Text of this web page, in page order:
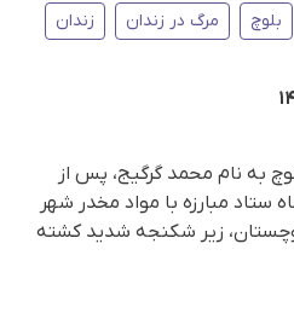
بلوچ مرگ در زندان زندان
به نام محمد گرگیج، پس از
ستاد مبارزه با مواد مخدر شهر
زیر شکنجه شدید کشته